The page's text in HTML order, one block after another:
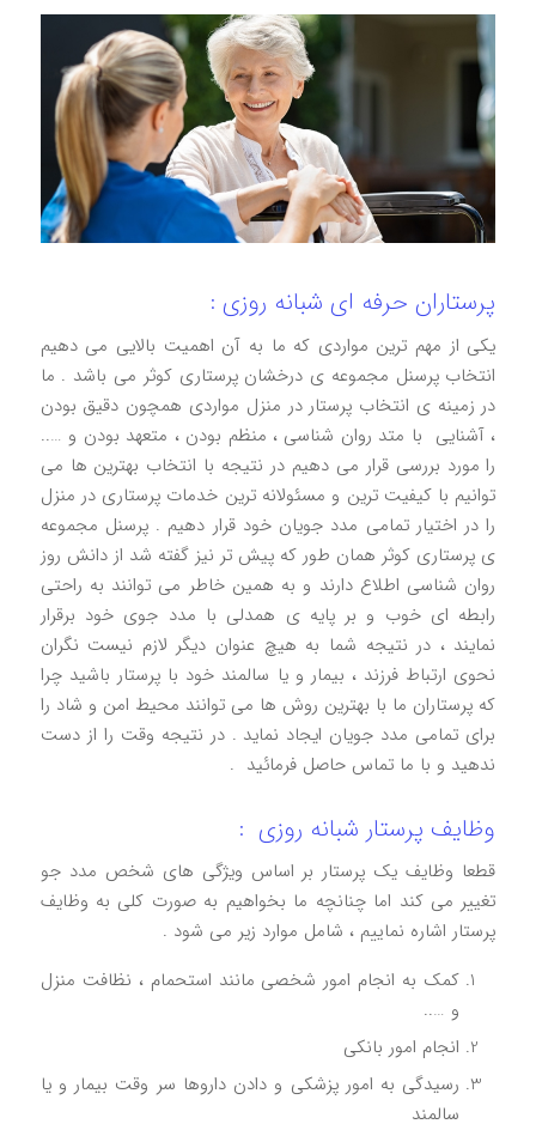
پرستاران حرفه ای شبانه روزی :
یکی از مهم ترین مواردی که ما به آن اهمیت بالایی می دهیم
انتخاب پرسنل مجموعه ی درخشان پرستاری کوثر می باشد . ما
در زمينه ی انتخاب پرستار در منزل مواردی همچون دقیق بودن
، آشنایی با متد روان شناسی ، منظم بودن ، متعهد بودن و …..
را مورد بررسی قرار می دهیم در نتیجه با انتخاب بهترین ها می
توانیم با کیفیت ترین و مسئولانه ترین خدمات پرستاری در منزل
را در اختیار تمامی مدد جویان خود قرار دهیم . پرسنل مجموعه
ی پرستاری کوثر همان طور که پیش تر نیز گفته شد از دانش روز
روان شناسی اطلاع دارند و به همین خاطر می توانند به راحتی
رابطه ای خوب و بر پایه ی همدلی با مدد جوی خود برقرار
نمایند ، در نتیجه شما به هیچ عنوان دیگر لازم نیست نگران
نحوی ارتباط فرزند ، بیمار و یا سالمند خود با پرستار باشید چرا
که پرستاران ما با بهترین روش ها می توانند محیط امن و شاد را
برای تمامی مدد جویان ایجاد نماید . در نتیجه وقت را از دست
ندهید و با ما تماس حاصل فرمائید .
وظایف پرستار شبانه روزی :
قطعا وظایف یک پرستار بر اساس ویژگی های شخص مدد جو
تغییر می کند اما چنانچه ما بخواهیم به صورت کلی به وظایف
پرستار اشاره نماییم ، شامل موارد زیر می شود .
کمک به انجام امور شخصی مانند استحمام ، نظافت منزل
و …..
انجام امور بانکی
رسیدگی به امور پزشکی و دادن داروها سر وقت بیمار و یا
سالمند